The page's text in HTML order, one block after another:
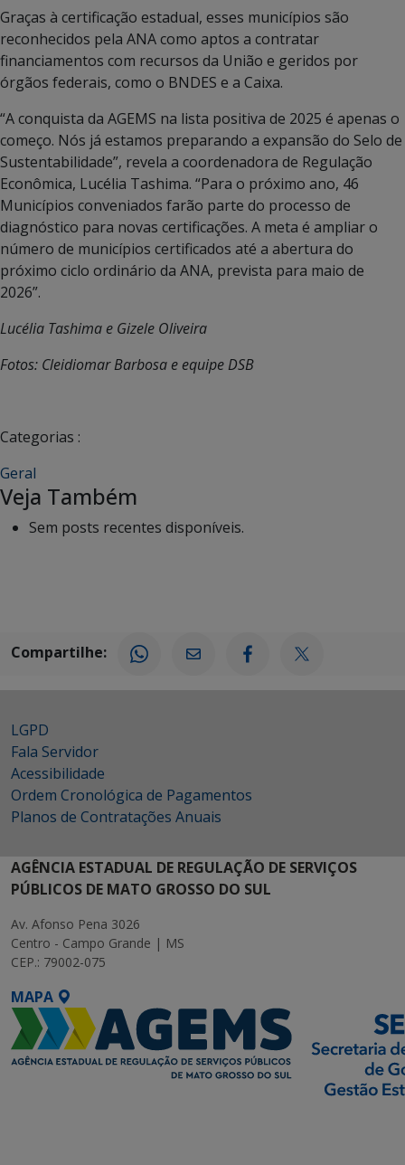
Graças à certificação estadual, esses municípios são
reconhecidos pela ANA como aptos a contratar
financiamentos com recursos da União e geridos por
órgãos federais, como o BNDES e a Caixa.
“A conquista da AGEMS na lista positiva de 2025 é apenas o
começo. Nós já estamos preparando a expansão do Selo de
Sustentabilidade”, revela a coordenadora de Regulação
Econômica, Lucélia Tashima. “Para o próximo ano, 46
Municípios conveniados farão parte do processo de
diagnóstico para novas certificações. A meta é ampliar o
número de municípios certificados até a abertura do
próximo ciclo ordinário da ANA, prevista para maio de
2026”.
Lucélia Tashima e Gizele Oliveira
Fotos: Cleidiomar Barbosa e equipe DSB
Categorias :
Geral
Veja Também
Sem posts recentes disponíveis.
Compartilhe:
LGPD
Fala Servidor
Acessibilidade
Ordem Cronológica de Pagamentos
Planos de Contratações Anuais
AGÊNCIA ESTADUAL DE REGULAÇÃO DE SERVIÇOS
PÚBLICOS DE MATO GROSSO DO SUL
Av. Afonso Pena 3026
Centro - Campo Grande | MS
CEP.: 79002-075
MAPA